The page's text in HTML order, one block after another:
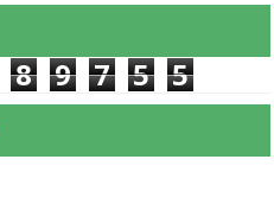
8 9 7 5 5